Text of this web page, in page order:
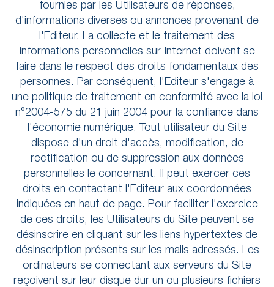
fournies par les Utilisateurs de réponses,
d'informations diverses ou annonces provenant de
l'Editeur. La collecte et le traitement des
informations personnelles sur Internet doivent se
faire dans le respect des droits fondamentaux des
personnes. Par conséquent, l'Editeur s'engage à
une politique de traitement en conformité avec la loi
n°2004-575 du 21 juin 2004 pour la confiance dans
l'économie numérique. Tout utilisateur du Site
dispose d'un droit d'accès, modification, de
rectification ou de suppression aux données
personnelles le concernant. Il peut exercer ces
droits en contactant l'Editeur aux coordonnées
indiquées en haut de page. Pour faciliter l'exercice
de ces droits, les Utilisateurs du Site peuvent se
désinscrire en cliquant sur les liens hypertextes de
désinscription présents sur les mails adressés. Les
ordinateurs se connectant aux serveurs du Site
reçoivent sur leur disque dur un ou plusieurs fichiers